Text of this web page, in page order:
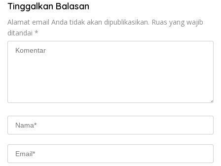
Tinggalkan Balasan
Alamat email Anda tidak akan dipublikasikan. Ruas yang wajib
ditandai *